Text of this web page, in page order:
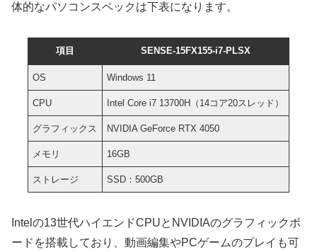
体的なパソコンスペックは下表になります。
項目 SENSE-15FX155-i7-PLSX
OS Windows 11
CPU Intel Core i7 13700H（14コア20スレッド）
グラフィックス NVIDIA GeForce RTX 4050
メモリ 16GB
ストレージ SSD：500GB
Intelの13世代ハイエンドCPUとNVIDIAのグラフィックボ
ードを搭載しており、動画編集やPCゲームのプレイも可